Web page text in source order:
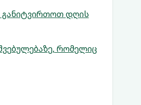
განიტვირთოთ დღის
რომელიც